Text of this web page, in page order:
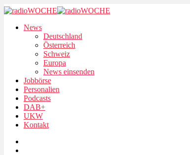
News
Deutschland
Österreich
Schweiz
Europa
News einsenden
Jobbörse
Personalien
Podcasts
DAB+
UKW
Kontakt